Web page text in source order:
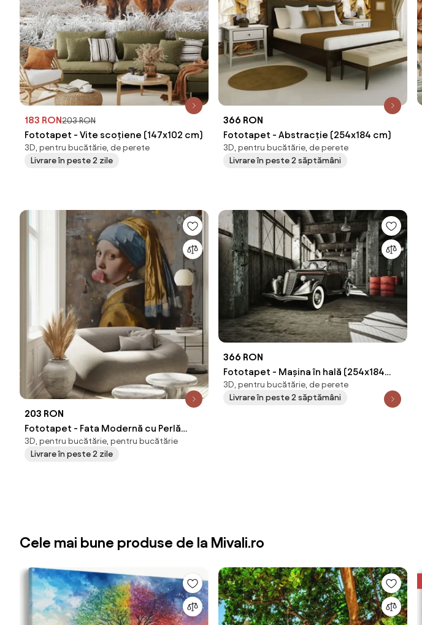
183 RON203 RON
Fototapet - Vite scoțiene (147x102 cm)
3D, pentru bucătărie, de perete
Livrare în peste 2 zile
366 RON
Fototapet - Abstracție (254x184 cm)
3D, pentru bucătărie, de perete
Livrare în peste 2 săptămâni
203 RON
Fototapet - Fata Modernă cu Perlă
(147x102 cm)
3D, pentru bucătărie, pentru bucătărie
Livrare în peste 2 zile
366 RON
Fototapet - Mașina în hală (254x184
cm)
3D, pentru bucătărie, de perete
Livrare în peste 2 săptămâni
Cele mai bune produse de la Mivali.ro